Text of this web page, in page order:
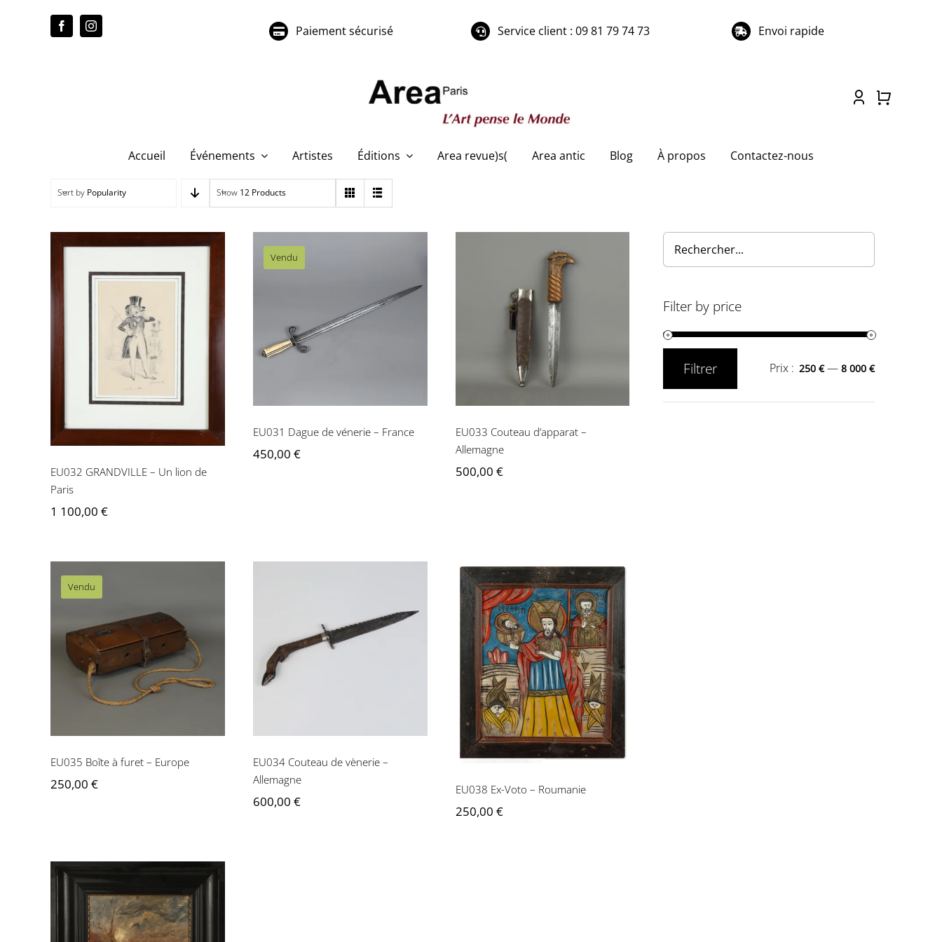
Paiement sécurisé Service client : 09 81 79 74 73 Envoi rapide
Accueil Événements Artistes Éditions Area revue)s( Area antic Blog À propos Contactez-nous
Sort by Popularity Show 12 Products
EU032 GRANDVILLE –
Un lion de Paris
EU032 GRANDVILLE – Un lion de
Paris
1 100,00 €
Vendu
EU031 Dague de vénerie
– France
EU031 Dague de vénerie – France
450,00 €
EU033 Couteau
d’apparat – Allemagne
EU033 Couteau d’apparat –
Allemagne
500,00 €
Vendu
EU035 Boîte à furet –
Europe
EU035 Boîte à furet – Europe
250,00 €
EU034 Couteau de
vènerie – Allemagne
EU034 Couteau de vènerie –
Allemagne
600,00 €
EU038 Ex-Voto –
Roumanie
EU038 Ex-Voto – Roumanie
250,00 €
Filter by price
Filtrer Prix : 250 €— 8 000 €